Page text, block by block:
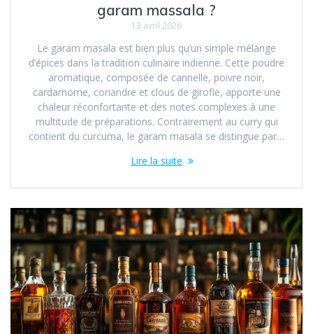
garam massala ?
13 avril 2026
Le garam masala est bien plus qu’un simple mélange
d’épices dans la tradition culinaire indienne. Cette poudre
aromatique, composée de cannelle, poivre noir,
cardamome, coriandre et clous de girofle, apporte une
chaleur réconfortante et des notes complexes à une
multitude de préparations. Contrairement au curry qui
contient du curcuma, le garam masala se distingue par…
Lire la suite